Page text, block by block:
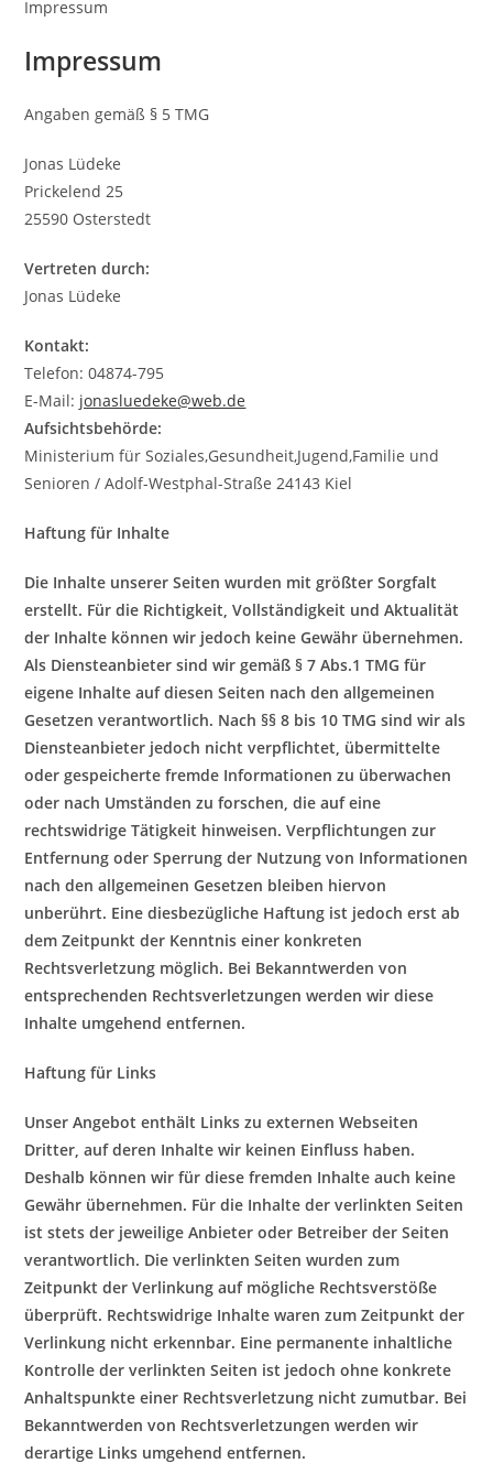
Impressum
Impressum
Angaben gemäß § 5 TMG
Jonas Lüdeke
Prickelend 25
25590 Osterstedt
Vertreten durch:
Jonas Lüdeke
Kontakt:
Telefon: 04874-795
E-Mail: jonasluedeke@web.de
Aufsichtsbehörde:
Ministerium für Soziales,Gesundheit,Jugend,Familie und
Senioren / Adolf-Westphal-Straße 24143 Kiel
Haftung für Inhalte
Die Inhalte unserer Seiten wurden mit größter Sorgfalt
erstellt. Für die Richtigkeit, Vollständigkeit und Aktualität
der Inhalte können wir jedoch keine Gewähr übernehmen.
Als Diensteanbieter sind wir gemäß § 7 Abs.1 TMG für
eigene Inhalte auf diesen Seiten nach den allgemeinen
Gesetzen verantwortlich. Nach §§ 8 bis 10 TMG sind wir als
Diensteanbieter jedoch nicht verpflichtet, übermittelte
oder gespeicherte fremde Informationen zu überwachen
oder nach Umständen zu forschen, die auf eine
rechtswidrige Tätigkeit hinweisen. Verpflichtungen zur
Entfernung oder Sperrung der Nutzung von Informationen
nach den allgemeinen Gesetzen bleiben hiervon
unberührt. Eine diesbezügliche Haftung ist jedoch erst ab
dem Zeitpunkt der Kenntnis einer konkreten
Rechtsverletzung möglich. Bei Bekanntwerden von
entsprechenden Rechtsverletzungen werden wir diese
Inhalte umgehend entfernen.
Haftung für Links
Unser Angebot enthält Links zu externen Webseiten
Dritter, auf deren Inhalte wir keinen Einfluss haben.
Deshalb können wir für diese fremden Inhalte auch keine
Gewähr übernehmen. Für die Inhalte der verlinkten Seiten
ist stets der jeweilige Anbieter oder Betreiber der Seiten
verantwortlich. Die verlinkten Seiten wurden zum
Zeitpunkt der Verlinkung auf mögliche Rechtsverstöße
überprüft. Rechtswidrige Inhalte waren zum Zeitpunkt der
Verlinkung nicht erkennbar. Eine permanente inhaltliche
Kontrolle der verlinkten Seiten ist jedoch ohne konkrete
Anhaltspunkte einer Rechtsverletzung nicht zumutbar. Bei
Bekanntwerden von Rechtsverletzungen werden wir
derartige Links umgehend entfernen.